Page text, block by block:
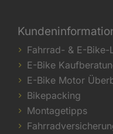
Fahrrad- & E-Bike-
E-Bike
E-Bike Motor
Bikepacking
Montagetipps